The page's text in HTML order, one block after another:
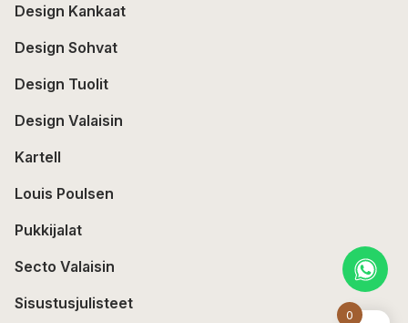
0
Design Kankaat
Design Sohvat
Design Tuolit
Design Valaisin
Kartell
Louis Poulsen
Pukkijalat
Secto Valaisin
Sisustusjulisteet